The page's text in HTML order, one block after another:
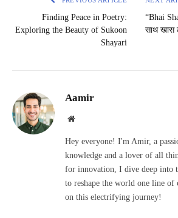
Finding Peace in Poetry:
Exploring the Beauty of Sukoon
Shayari
“Bhai
साथ खास
Aamir
Website
Hey everyone! I'm Amir, a
knowledge and a lover of all
for innovation, I dive deep into
to reshape the world one line of
on this electrifying journey!